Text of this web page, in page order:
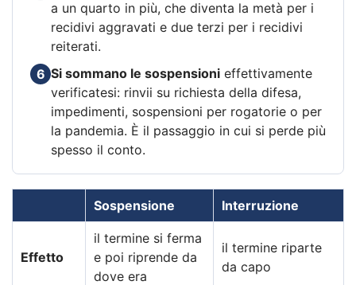
a un quarto in più, che diventa la metà per i
recidivi aggravati e due terzi per i recidivi
reiterati.
6 Si sommano le sospensioni effettivamente
verificatesi: rinvii su richiesta della difesa,
impedimenti, sospensioni per rogatorie o per
la pandemia. È il passaggio in cui si perde più
spesso il conto.
Sospensione Interruzione
Effetto
il termine si ferma
e poi riprende da
dove era
il termine riparte
da capo